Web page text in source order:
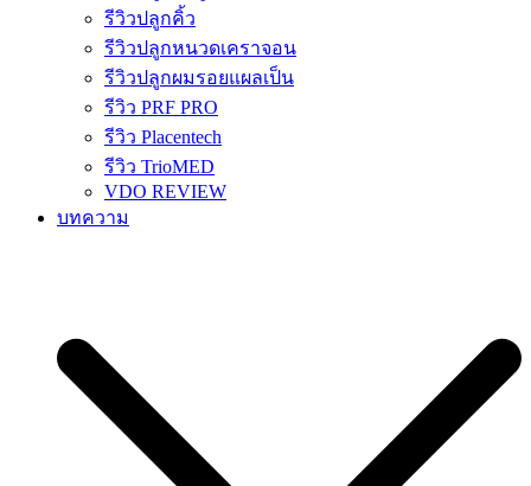
รีวิวปลูกคิ้ว
รีวิวปลูกหนวดเคราจอน
รีวิวปลูกผมรอยแผลเป็น
รีวิว PRF PRO
รีวิว Placentech
รีวิว TrioMED
VDO REVIEW
บทความ